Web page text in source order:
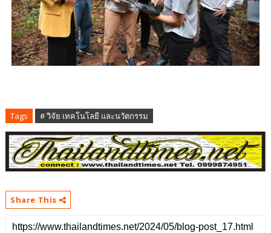
Tags # วิจัย เทคโนโลยี และนวัตกรรม
Share This